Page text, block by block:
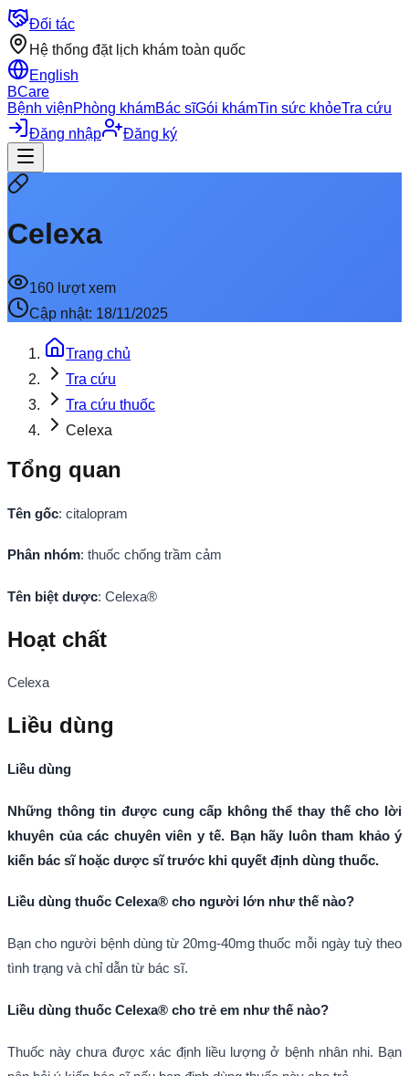
Đối tác
Hệ thống đặt lịch khám toàn quốc
English
BCare
Bệnh việnPhòng khámBác sĩGói khámTin sức khỏeTra cứu
Đăng nhập
Đăng ký
Celexa
160 lượt xem
Cập nhật: 18/11/2025
Trang chủ
Tra cứu
Tra cứu thuốc
Celexa
Tổng quan
Tên gốc: citalopram
Phân nhóm: thuốc chống trầm cảm
Tên biệt dược: Celexa®
Hoạt chất
Celexa
Liều dùng
Liều dùng
Những thông tin được cung cấp không thể thay thế cho lời
khuyên của các chuyên viên y tế. Bạn hãy luôn tham khảo ý
kiến bác sĩ hoặc dược sĩ trước khi quyết định dùng thuốc.
Liều dùng thuốc Celexa® cho người lớn như thế nào?
Bạn cho người bệnh dùng từ 20mg-40mg thuốc mỗi ngày tuỳ theo
tình trạng và chỉ dẫn từ bác sĩ.
Liều dùng thuốc Celexa® cho trẻ em như thế nào?
Thuốc này chưa được xác định liều lượng ở bệnh nhân nhi. Bạn